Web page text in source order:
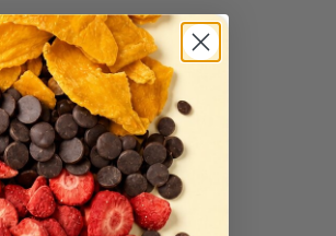
mrkve 0,2 %.